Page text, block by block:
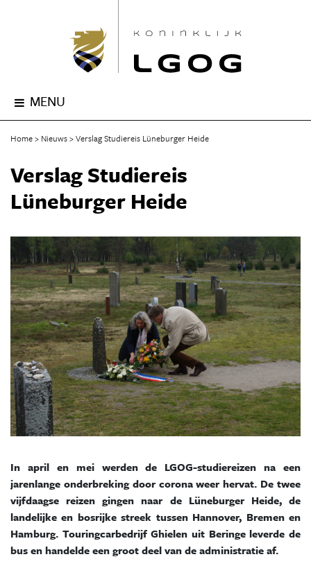
MENU
Home Nieuws Verslag Studiereis Lüneburger Heide
Verslag Studiereis
Lüneburger Heide
In april en mei werden de LGOG-studiereizen na een
jarenlange onderbreking door corona weer hervat. De twee
vijfdaagse reizen gingen naar de Lüneburger Heide, de
landelijke en bosrijke streek tussen Hannover, Bremen en
Hamburg. Touringcarbedrijf Ghielen uit Beringe leverde de
bus en handelde een groot deel van de administratie af.